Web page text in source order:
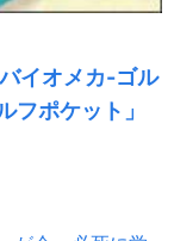
イオメカ-ゴル
フポケット」